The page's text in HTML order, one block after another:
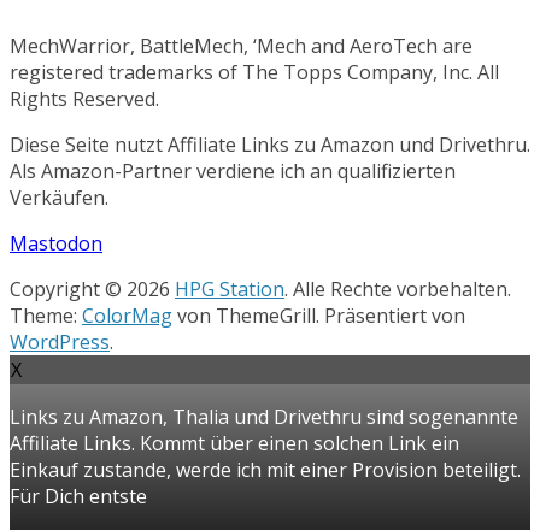
MechWarrior, BattleMech, ‘Mech and AeroTech are
registered trademarks of The Topps Company, Inc. All
Rights Reserved.
Diese Seite nutzt Affiliate Links zu Amazon und Drivethru.
Als Amazon-Partner verdiene ich an qualifizierten
Verkäufen.
Mastodon
Copyright © 2026 HPG Station. Alle Rechte vorbehalten.
Theme: ColorMagvon ThemeGrill. Präsentiert von
WordPress.
X
Links zu Amazon, Thalia und Drivethru sind sogenannte
Affiliate Links. Kommt über einen solchen Link ein
Einkauf zustande, werde ich mit einer Provision beteiligt.
Für Dich entste